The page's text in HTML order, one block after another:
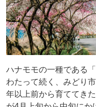
ハナモモの一種である
わたって続く、みどり
年以上前から育ててき